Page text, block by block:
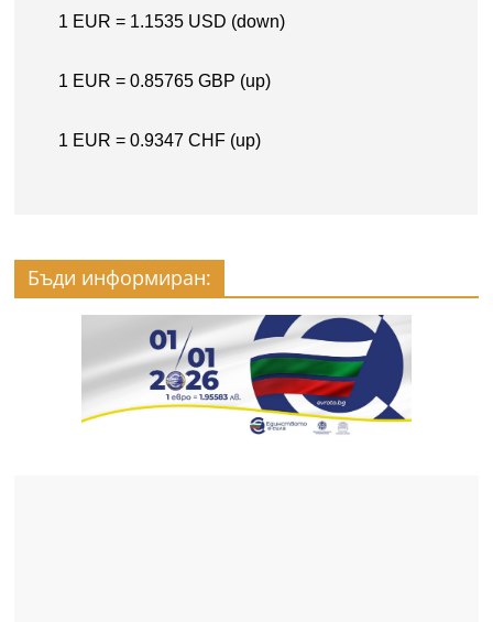
Бъди информиран: